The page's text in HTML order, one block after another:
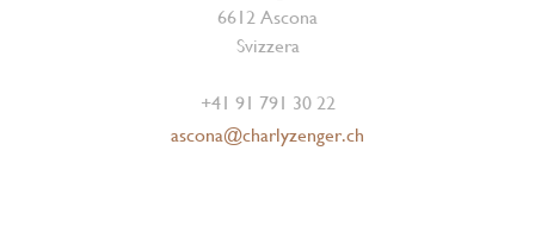
6612 Ascona
Svizzera
+41 91 791 30 22
ascona@charlyzenger.ch